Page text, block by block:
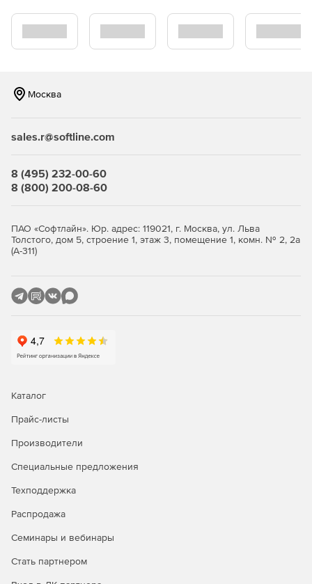
YouCam 7
ISO Viewer
Основные возможности CyberLink Media Suite 16
использование технологии TrueTheatrer для
проигрывания видео и аудио в ТВ-режиме;
Plus/Dolby TrueHD;
Запись данных:
запись дисков BDXL, Blu-ray и DVD;
Редактирование видео и фото слайдшоу:
Москва
sales.r@softline.com
8 (495) 232-00-60
8 (800) 200-08-60
ПАО «Софтлайн». Юр. адрес: 119021, г. Москва, ул. Льва
Толстого, дом 5, строение 1, этаж 3, помещение 1, комн. № 2, 2а
(А-311)
Каталог
Прайс-листы
Производители
Специальные предложения
Техподдержка
Распродажа
Семинары и вебинары
Стать партнером